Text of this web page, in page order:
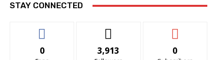
STAY CONNECTED
0 3,913 0